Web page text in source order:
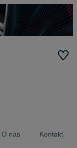
O nas Kontakt